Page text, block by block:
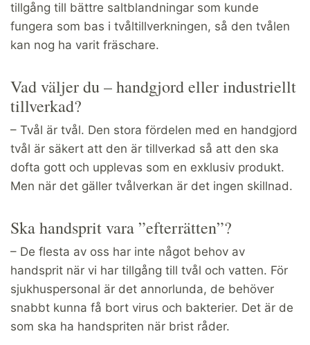
tillgång till bättre saltblandningar som kunde
fungera som bas i tvåltillverkningen, så den tvålen
kan nog ha varit fräschare.
Vad väljer du – handgjord eller industriellt
tillverkad?
– Tvål är tvål. Den stora fördelen med en handgjord
tvål är säkert att den är tillverkad så att den ska
dofta gott och upplevas som en exklusiv produkt.
Men när det gäller tvålverkan är det ingen skillnad.
Ska handsprit vara ”efterrätten”?
– De flesta av oss har inte något behov av
handsprit när vi har tillgång till tvål och vatten. För
sjukhuspersonal är det annorlunda, de behöver
snabbt kunna få bort virus och bakterier. Det är de
som ska ha handspriten när brist råder.